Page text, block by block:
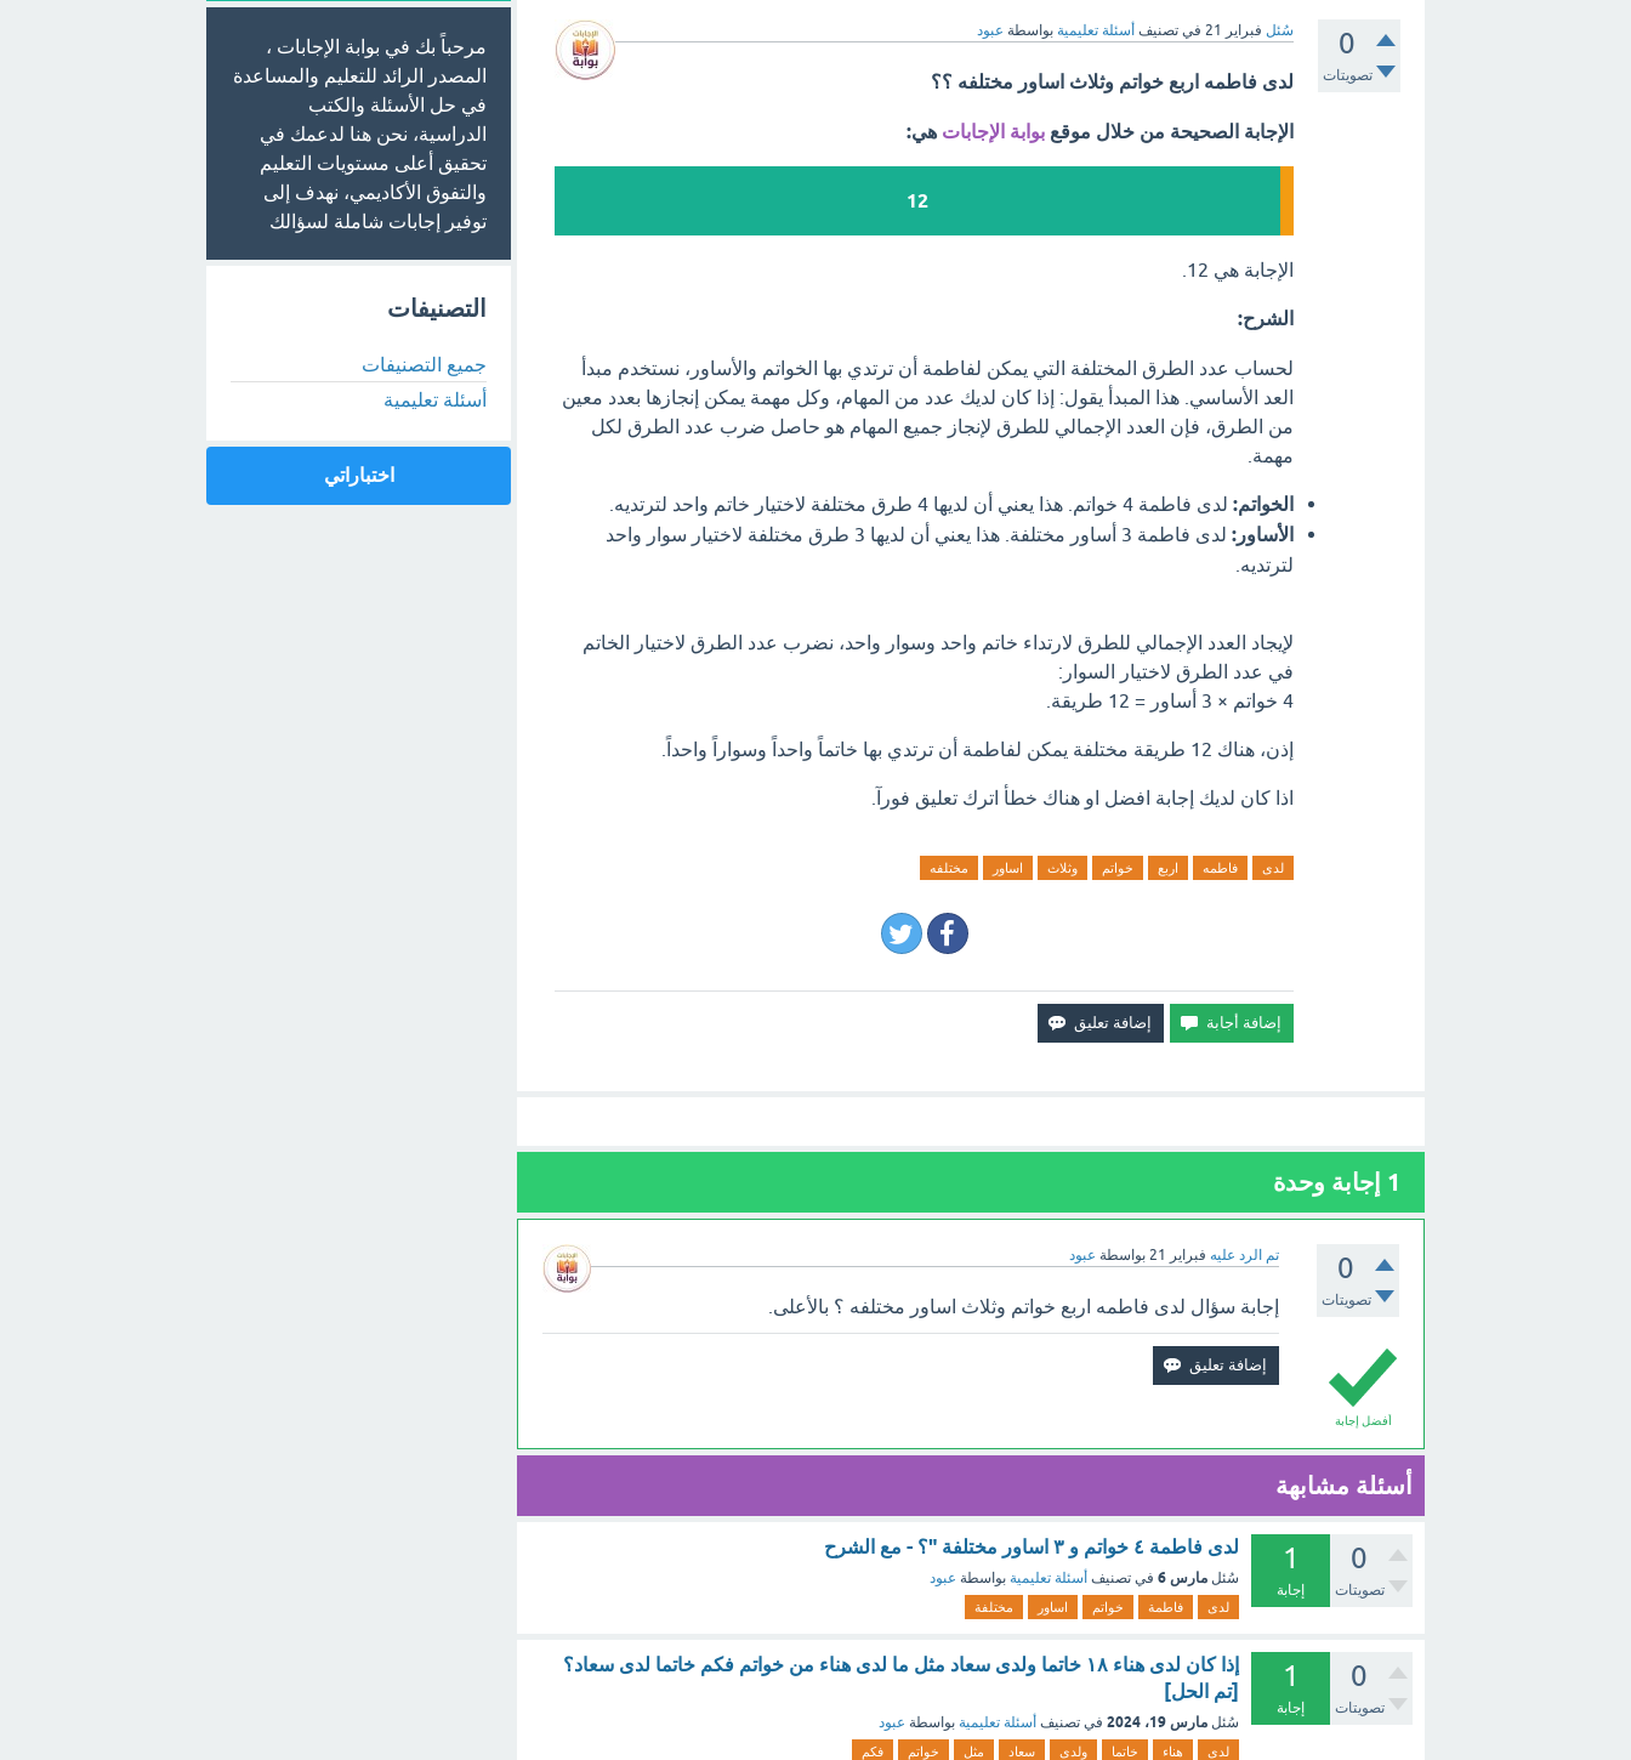
0
تصويتات
سُئل فبراير 21 في تصنيف أسئلة تعليمية بواسطة عبود
لدى فاطمه اربع خواتم وثلاث اساور مختلفه ؟؟
الإجابة الصحيحة من خلال موقع بوابة الإجابات هي:
12
الإجابة هي 12.
الشرح:
لحساب عدد الطرق المختلفة التي يمكن لفاطمة أن ترتدي بها الخواتم والأساور، نستخدم مبدأ
العد الأساسي. هذا المبدأ يقول: إذا كان لديك عدد من المهام، وكل مهمة يمكن إنجازها بعدد معين
من الطرق، فإن العدد الإجمالي للطرق لإنجاز جميع المهام هو حاصل ضرب عدد الطرق لكل
مهمة.
الخواتم: لدى فاطمة 4 خواتم. هذا يعني أن لديها 4 طرق مختلفة لاختيار خاتم واحد لترتديه.
الأساور:
لدى فاطمة 3 أساور مختلفة. هذا يعني أن لديها 3 طرق مختلفة لاختيار سوار واحد
لترتديه.
لإيجاد العدد الإجمالي للطرق لارتداء خاتم واحد وسوار واحد، نضرب عدد الطرق لاختيار الخاتم
في عدد الطرق لاختيار السوار:
4 خواتم × 3 أساور = 12 طريقة.
إذن، هناك 12 طريقة مختلفة يمكن لفاطمة أن ترتدي بها خاتماً واحداً وسواراً واحداً.
اذا كان لديك إجابة افضل او هناك خطأ اترك تعليق فورآ.
لدى فاطمه اربع خواتم وثلاث اساور مختلفه
1 إجابة وحدة
0
تصويتات
تم الرد عليه فبراير 21 بواسطة عبود
أفضل إجابة
إجابة سؤال لدى فاطمه اربع خواتم وثلاث اساور مختلفه ؟ بالأعلى.
أسئلة مشابهة
0
تصويتات
1
إجابة
لدى فاطمة ٤ خواتم و ٣ اساور مختلفة "؟ - مع الشرح
سُئل مارس 6 في تصنيف أسئلة تعليمية بواسطة عبود
لدى فاطمة خواتم اساور مختلفة
0
تصويتات
1
إجابة
إذا كان لدى هناء ١٨ خاتما ولدى سعاد مثل ما لدى هناء من خواتم فكم خاتما لدى سعاد؟
[تم الحل]
سُئل مارس 19، 2024 في تصنيف أسئلة تعليمية بواسطة عبود
لدى هناء خاتما ولدى سعاد مثل خواتم فكم
مرحباً بك في بوابة الإجابات ،
المصدر الرائد للتعليم والمساعدة
في حل الأسئلة والكتب
الدراسية، نحن هنا لدعمك في
تحقيق أعلى مستويات التعليم
والتفوق الأكاديمي، نهدف إلى
توفير إجابات شاملة لسؤالك
التصنيفات
جميع التصنيفات
أسئلة تعليمية
اختباراتي